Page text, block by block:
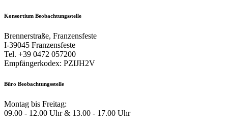
Konsortium Beobachtungsstelle
Brennerstraße, Franzensfeste
I-39045 Franzensfeste
Tel. +39 0472 057200
Empfängerkodex: PZIJH2V
Büro Beobachtungsstelle
Montag bis Freitag:
09.00 - 12.00 Uhr & 13.00 - 17.00 Uhr